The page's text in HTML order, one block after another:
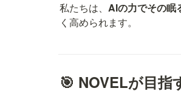
私たちは、 AIの力でその眠
く高められます。
🎯 NOVELが目